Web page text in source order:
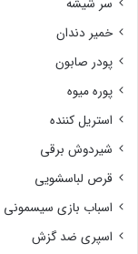
سر شیشه
خمیر دندان
پودر صابون
پوره میوه
استریل کننده
شیردوش برقی
قرص لباسشویی
اسباب بازی سیسمونی
اسپری ضد گزش